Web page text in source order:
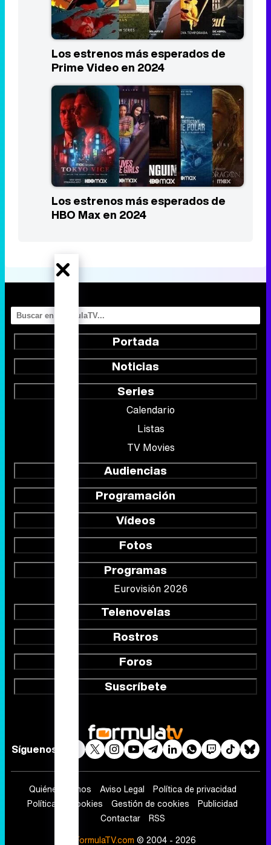
Los estrenos más esperados de
HBO Max en 2024
Noticias
Series
Calendario
Listas
TV Movies
Audiencias
Programación
Vídeos
Fotos
Programas
Eurovisión 2026
Telenovelas
Rostros
Foros
Suscríbete
Síguenos
Contactar
RSS
FormulaTV.com© 2004 - 2026